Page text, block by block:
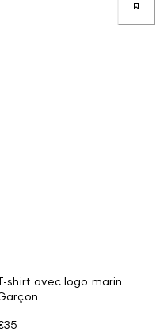
shirt avec logo marin